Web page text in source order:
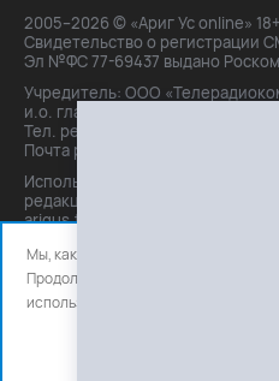
2005–2026 © «Ариг Ус online» 18+
Свидетельство о регистрации
Эл №ФС 77-69437 выдано
Учредитель: ООО
и.о. главного редактора:
Тел. peдakции: +7(3012)21-30-14,
Почта peдakции: editor@arigus.tv
Использование материалов
редакции. При цитировании
arigus.tv обязательна.
Мы, как и все используем файлы
Продолжая использовать сайт, вы
использования